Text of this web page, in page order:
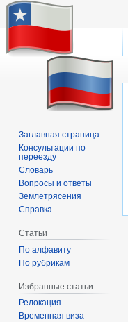
Заглавная страница
Консультации по
переезду
Словарь
Вопросы и ответы
Землетрясения
Справка
Статьи
По алфавиту
По рубрикам
Избранные статьи
Релокация
Временная виза